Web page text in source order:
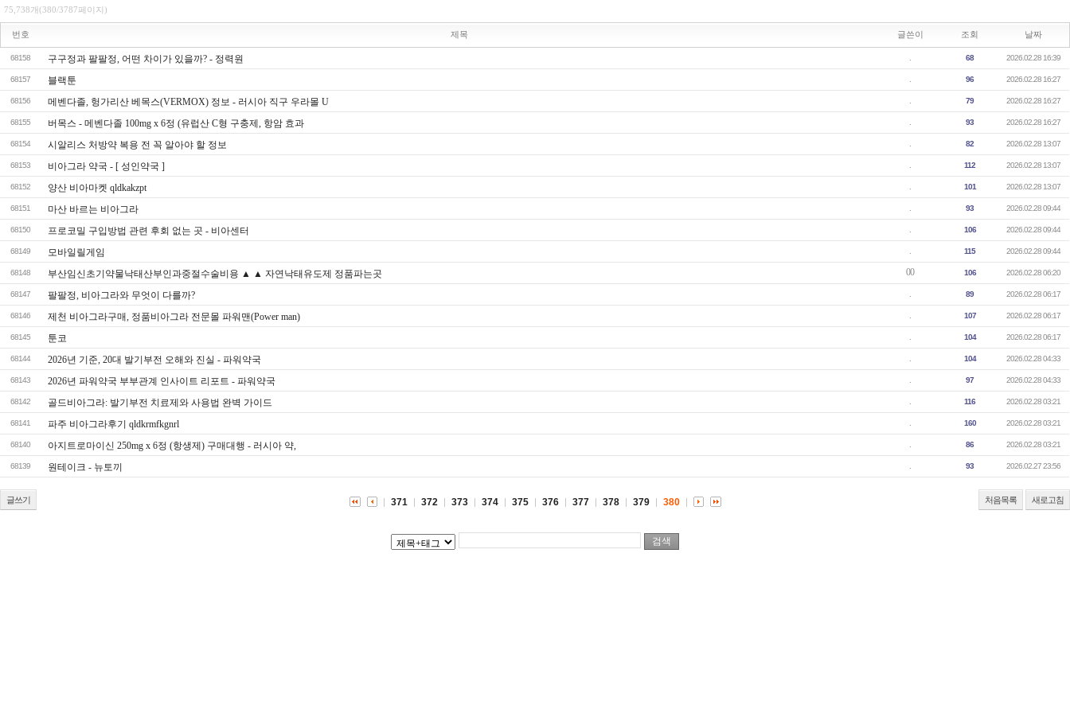
75,738개(380/3787페이지)
번호 제목 글쓴이 조회 날짜
68158 구구정과 팔팔정, 어떤 차이가 있을까? - 정력원 . 68 2026.02.28 16:39
68157 블랙툰 . 96 2026.02.28 16:27
68156 메벤다졸, 헝가리산 베목스(VERMOX) 정보 - 러시아 직구 우라몰 U . 79 2026.02.28 16:27
68155 버목스 - 메벤다졸 100mg x 6정 (유럽산 C형 구충제, 항암 효과 . 93 2026.02.28 16:27
68154 시알리스 처방약 복용 전 꼭 알아야 할 정보 . 82 2026.02.28 13:07
68153 비아그라 약국 - [ 성인약국 ] . 112 2026.02.28 13:07
68152 양산 비아마켓 qldkakzpt . 101 2026.02.28 13:07
68151 마산 바르는 비아그라 . 93 2026.02.28 09:44
68150 프로코밀 구입방법 관련 후회 없는 곳 - 비아센터 . 106 2026.02.28 09:44
68149 모바일릴게임 . 115 2026.02.28 09:44
68148 부산임신초기약물낙태산부인과중절수술비용 ▲ ▲ 자연낙태유도제 정품파는곳 00 106 2026.02.28 06:20
68147 팔팔정, 비아그라와 무엇이 다를까? . 89 2026.02.28 06:17
68146 제천 비아그라구매, 정품비아그라 전문몰 파워맨(Power man) . 107 2026.02.28 06:17
68145 툰코 . 104 2026.02.28 06:17
68144 2026년 기준, 20대 발기부전 오해와 진실 - 파워약국 . 104 2026.02.28 04:33
68143 2026년 파워약국 부부관계 인사이트 리포트 - 파워약국 . 97 2026.02.28 04:33
68142 골드비아그라: 발기부전 치료제와 사용법 완벽 가이드 . 116 2026.02.28 03:21
68141 파주 비아그라후기 qldkrmfkgnrl . 160 2026.02.28 03:21
68140 아지트로마이신 250mg x 6정 (항생제) 구매대행 - 러시아 약, . 86 2026.02.28 03:21
68139 원테이크 - 뉴토끼 . 93 2026.02.27 23:56
글쓰기 처음목록 새로고침
371 372 373 374 375 376 377 378 379 380